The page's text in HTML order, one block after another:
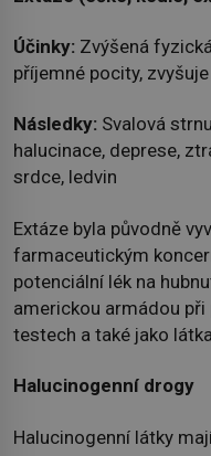
Účinky: Zvýšená
příjemné pocity,
Následky: Svalová
halucinace, deprese,
srdce, ledvin
Extáze byla původně
farmaceutickým
potenciální lék na
americkou armádou
testech a také jako
Halucinogenní drogy
Halucinogenní látky